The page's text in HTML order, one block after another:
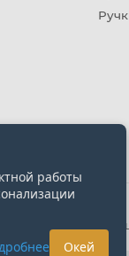
ознакомительный
Уточняйте
работы
Окей